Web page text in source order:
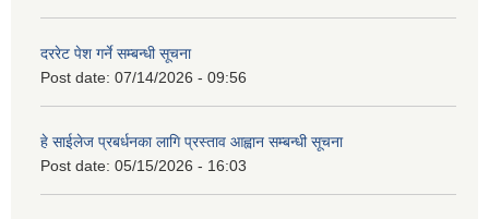
दररेट पेश गर्ने सम्बन्धी सूचना
Post date: 07/14/2026 - 09:56
हे साईलेज प्रबर्धनका लागि प्रस्ताव आह्वान सम्बन्धी सूचना
Post date: 05/15/2026 - 16:03